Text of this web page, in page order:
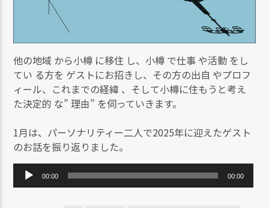
他の地域 から小樽 に移住 し、小樽 で仕事 や活動 をし
てい る方を ゲストにお招きし、その方の出自 やプロフ
ィール、これまでの経緯 、そして小樽に住もうと考え
た決定的 な” 理由” を伺っていきます。
1月は、パーソナリティー二人で2025年に迎えたゲスト
のお話を振り返りました。
声
00:00 00:00